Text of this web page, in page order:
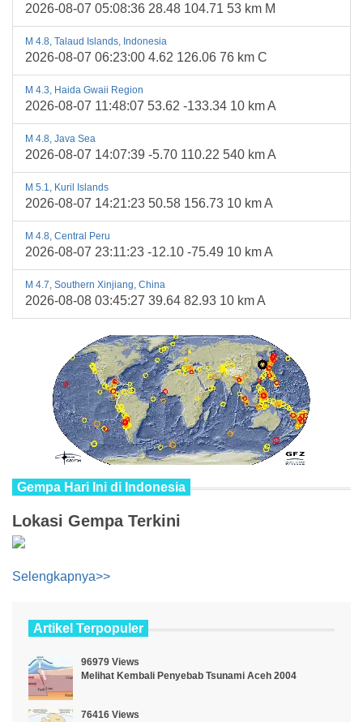
2026-08-07 05:08:36 28.48 104.71 53 km M
M 4.8, Talaud Islands, Indonesia
2026-08-07 06:23:00 4.62 126.06 76 km C
M 4.3, Haida Gwaii Region
2026-08-07 11:48:07 53.62 -133.34 10 km A
M 4.8, Java Sea
2026-08-07 14:07:39 -5.70 110.22 540 km A
M 5.1, Kuril Islands
2026-08-07 14:21:23 50.58 156.73 10 km A
M 4.8, Central Peru
2026-08-07 23:11:23 -12.10 -75.49 10 km A
M 4.7, Southern Xinjiang, China
2026-08-08 03:45:27 39.64 82.93 10 km A
Gempa Hari Ini di Indonesia
Lokasi Gempa Terkini
Selengkapnya>>
Artikel Terpopuler
96979 Views
Melihat Kembali Penyebab Tsunami Aceh 2004
76416 Views